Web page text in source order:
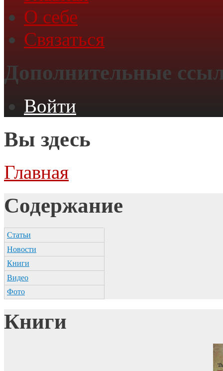
О себе
Связаться
Дополнительные
Войти
Вы здесь
Главная
Содержание
Статьи
Новости
Книги
Видео
Фото
Книги